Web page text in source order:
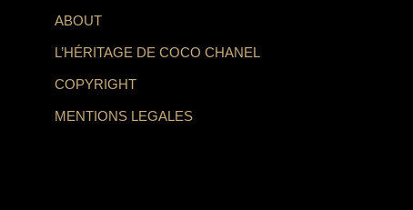
ABOUT
L’HÉRITAGE DE COCO CHANEL
COPYRIGHT
MENTIONS LEGALES